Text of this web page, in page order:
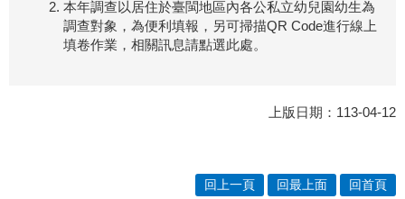
本年調查以居住於臺閩地區內各公私立幼兒園幼生為
調查對象，為便利填報，另可掃描QR Code進行線上
填卷作業，相關訊息請點選此處。
上版日期：113-04-12
回上一頁 回最上面 回首頁